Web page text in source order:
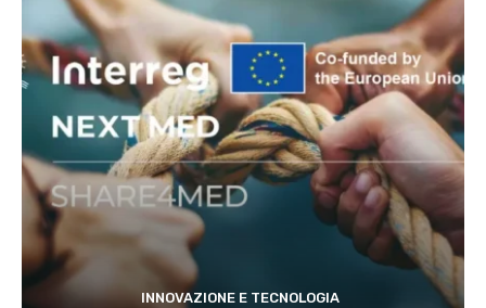
INNOVAZIONE E TECNOLOGIA